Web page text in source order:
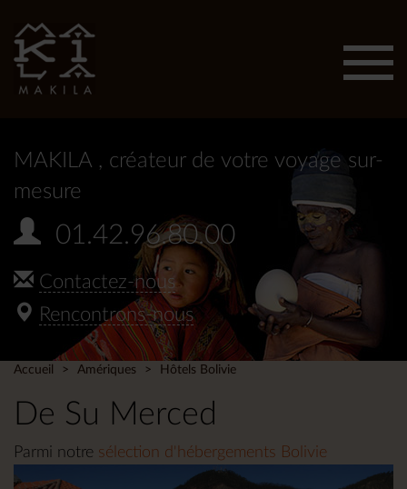
MAKILA , créateur de votre voyage sur-
mesure
01.42.96.80.00
Contactez-nous
Rencontrons-nous
Accueil Amériques Hôtels Bolivie
De Su Merced
Parmi notre sélection d'hébergements Bolivie